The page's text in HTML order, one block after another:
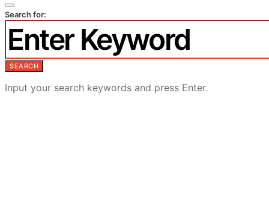
Search for:
SEARCH
Input your search keywords and press Enter.